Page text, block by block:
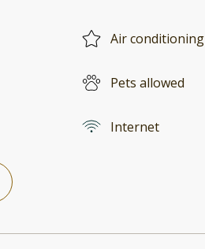
Air conditioning
Pets allowed
Internet